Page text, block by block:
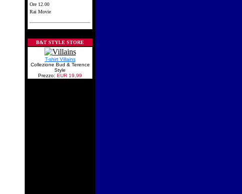
Ore 12.00
Rai Movie
B&T STYLE STORE
T-shirt Villains
Collezione Bud & Terence
Style
Prezzo: EUR 19,99